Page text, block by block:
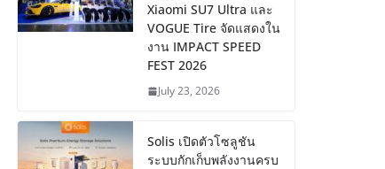
Xiaomi SU7 Ultra และ
VOGUE Tire จัดแสดงใน
งาน IMPACT SPEED
FEST 2026
July 23, 2026
Solis เปิดตัวโซลูชัน
ระบบกักเก็บพลังงานครบ